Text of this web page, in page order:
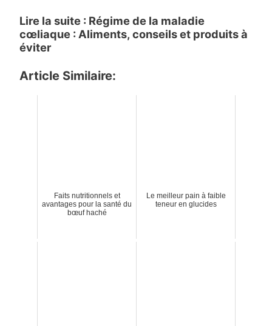
Lire la suite : Régime de la maladie
cœliaque : Aliments, conseils et produits à
éviter
Article Similaire:
Faits nutritionnels et
avantages pour la santé du
bœuf haché
Le meilleur pain à faible
teneur en glucides